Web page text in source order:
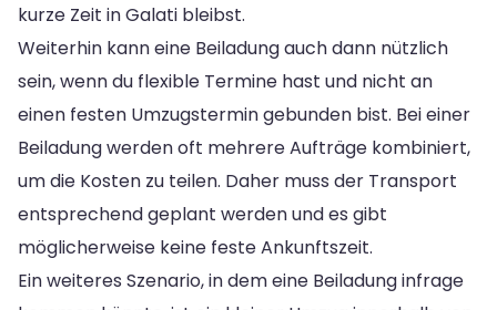
kurze Zeit in Galati bleibst.
Weiterhin kann eine Beiladung auch dann nützlich
sein, wenn du flexible Termine hast und nicht an
einen festen Umzugstermin gebunden bist. Bei einer
Beiladung werden oft mehrere Aufträge kombiniert,
um die Kosten zu teilen. Daher muss der Transport
entsprechend geplant werden und es gibt
möglicherweise keine feste Ankunftszeit.
Ein weiteres Szenario, in dem eine Beiladung infrage